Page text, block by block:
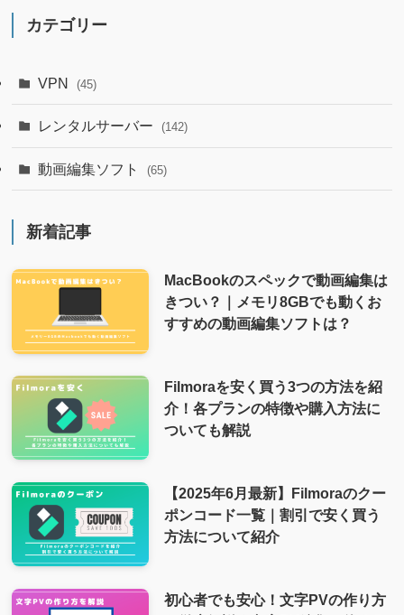
カテゴリー
VPN (45)
レンタルサーバー (142)
動画編集ソフト (65)
新着記事
MacBookのスペックで動画編集は
きつい？｜メモリ8GBでも動くお
すすめの動画編集ソフトは？
Filmoraを安く買う3つの方法を紹
介！各プランの特徴や購入方法に
ついても解説
【2025年6月最新】Filmoraのクー
ポンコード一覧｜割引で安く買う
方法について紹介
初心者でも安心！文字PVの作り方